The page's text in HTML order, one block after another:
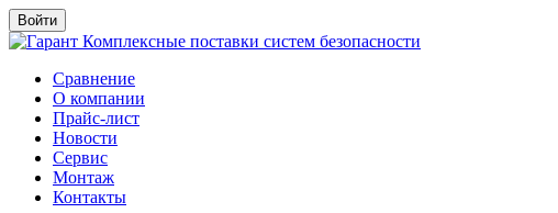
Войти
Комплексные поставки систем безопасности
Сравнение
О компании
Прайс-лист
Новости
Сервис
Монтаж
Контакты